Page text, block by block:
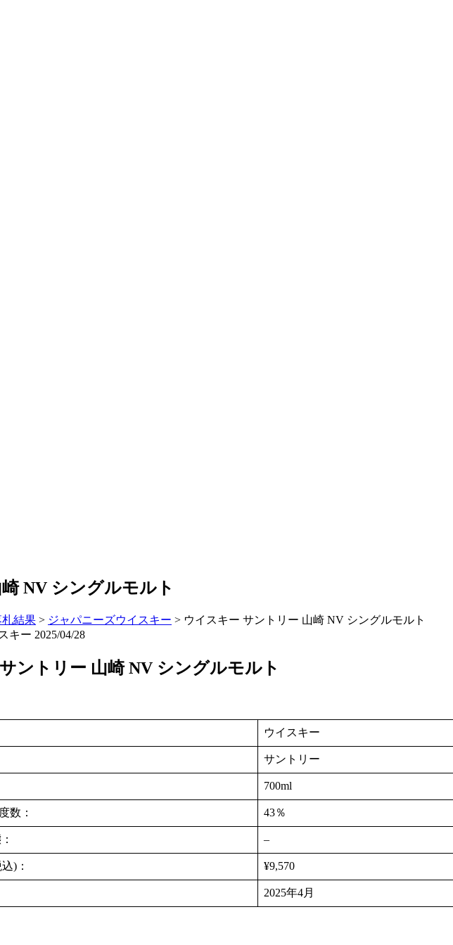
NV シングルモルト
札結果 > ジャパニーズウイスキー > ウイスキー サントリー 山崎 NV シングルモルト
キー 2025/04/28
ントリー 山崎 NV シングルモルト
ウイスキー
サントリー
700ml
数： 43％
–
)： ¥9,570
2025年4月